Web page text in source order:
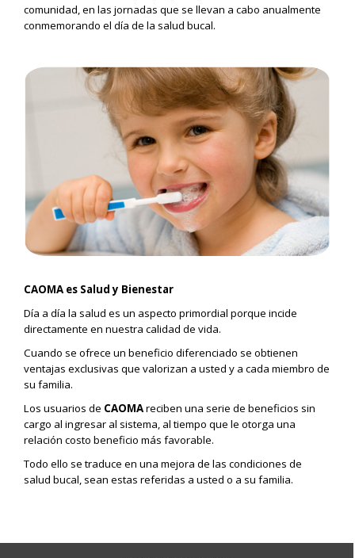
comunidad, en las jornadas que se llevan a cabo anualmente
conmemorando el día de la salud bucal.
CAOMA es Salud y Bienestar
Día a día la salud es un aspecto primordial porque incide
directamente en nuestra calidad de vida.
Cuando se ofrece un beneficio diferenciado se obtienen
ventajas exclusivas que valorizan a usted y a cada miembro de
su familia.
Los usuarios de CAOMAreciben una serie de beneficios sin
cargo al ingresar al sistema, al tiempo que le otorga una
relación costo beneficio más favorable.
Todo ello se traduce en una mejora de las condiciones de
salud bucal, sean estas referidas a usted o a su familia.